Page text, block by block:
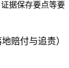
据保存要点等要
赔付与追责）